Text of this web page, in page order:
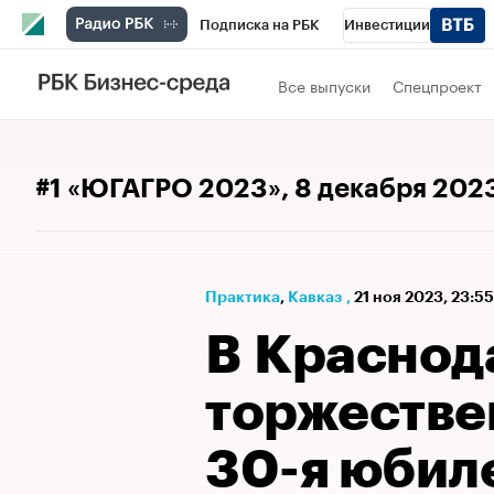
Подписка на РБК Инвестиции
РБК Вино
Франшизы
Все выпуски Спецпроект
#1 «ЮГАГРО 2023», 8 декабря
Практика⁠, Кавказ , 21 ноя 2023, 23:55
В
30-я